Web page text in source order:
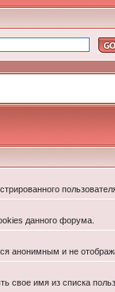
данного форума.
анонимным и не
свое имя из списка